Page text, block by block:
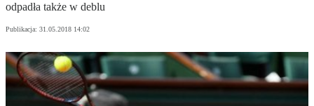
odpadła także w deblu
Publikacja: 31.05.2018 14:02